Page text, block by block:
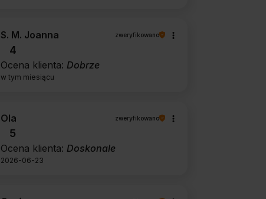
S. M. Joanna zweryfikowano
4
Ocena klienta: Dobrze
w tym miesiącu
Ola zweryfikowano
5
Ocena klienta: Doskonale
2026-06-23